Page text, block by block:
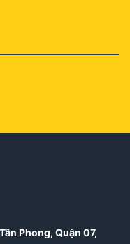
Phong, Quận 07,